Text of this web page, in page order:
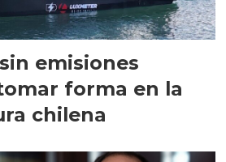
emisiones
forma en la
chilena